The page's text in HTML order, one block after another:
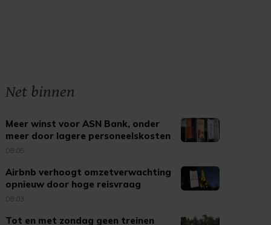
Net binnen
Meer winst voor ASN Bank, onder
meer door lagere personeelskosten
08:05
Airbnb verhoogt omzetverwachting
opnieuw door hoge reisvraag
08:03
Tot en met zondag geen treinen